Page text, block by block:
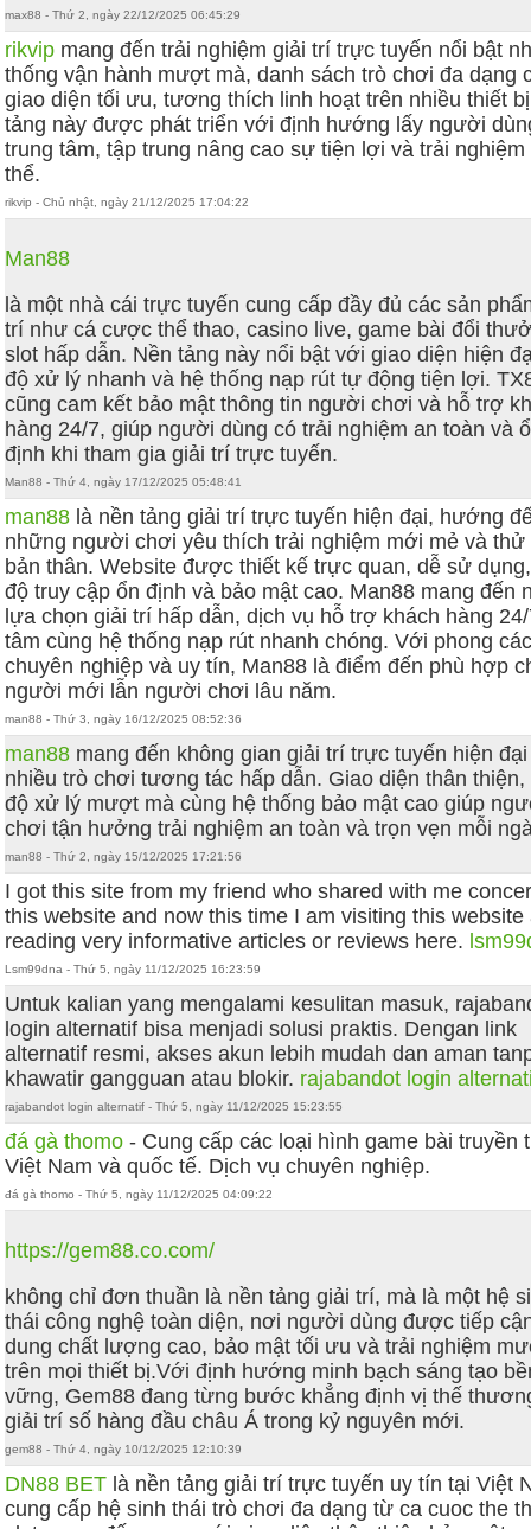
max88 - Thứ 2, ngày 22/12/2025 06:45:29
rikvip mang đến trải nghiệm giải trí trực tuyến nổi bật
thống vận hành mượt mà, danh sách trò chơi đa dạng
giao diện tối ưu, tương thích linh hoạt trên nhiều thiết
tảng này được phát triển với định hướng lấy người
trung tâm, tập trung nâng cao sự tiện lợi và trải nghiệm
thể.
rikvip - Chủ nhật, ngày 21/12/2025 17:04:22
Man88
là một nhà cái trực tuyến cung cấp đầy đủ các sản
trí như cá cược thể thao, casino live, game bài đổi
slot hấp dẫn. Nền tảng này nổi bật với giao diện hiện
độ xử lý nhanh và hệ thống nạp rút tự động tiện lợi.
cũng cam kết bảo mật thông tin người chơi và hỗ trợ
hàng 24/7, giúp người dùng có trải nghiệm an toàn và
định khi tham gia giải trí trực tuyến.
Man88 - Thứ 4, ngày 17/12/2025 05:48:41
man88 là nền tảng giải trí trực tuyến hiện đại, hướng
những người chơi yêu thích trải nghiệm mới mẻ và thử
bản thân. Website được thiết kế trực quan, dễ sử
độ truy cập ổn định và bảo mật cao. Man88 mang đến
lựa chọn giải trí hấp dẫn, dịch vụ hỗ trợ khách hàng
tâm cùng hệ thống nạp rút nhanh chóng. Với phong
chuyên nghiệp và uy tín, Man88 là điểm đến phù hợp
người mới lẫn người chơi lâu năm.
man88 - Thứ 3, ngày 16/12/2025 08:52:36
man88 mang đến không gian giải trí trực tuyến hiện
nhiều trò chơi tương tác hấp dẫn. Giao diện thân thiện,
độ xử lý mượt mà cùng hệ thống bảo mật cao giúp
chơi tận hưởng trải nghiệm an toàn và trọn vẹn mỗi
man88 - Thứ 2, ngày 15/12/2025 17:21:56
I got this site from my friend who shared with me
this website and now this time I am visiting this website
reading very informative articles or reviews here.
Lsm99dna - Thứ 5, ngày 11/12/2025 16:23:59
Untuk kalian yang mengalami kesulitan masuk,
login alternatif bisa menjadi solusi praktis. Dengan link
alternatif resmi, akses akun lebih mudah dan aman
khawatir gangguan atau blokir. rajabandot login
rajabandot login alternatif - Thứ 5, ngày 11/12/2025 15:23:55
đá gà thomo - Cung cấp các loại hình game bài truyền
Việt Nam và quốc tế. Dịch vụ chuyên nghiệp.
đá gà thomo - Thứ 5, ngày 11/12/2025 04:09:22
https://gem88.co.com/
không chỉ đơn thuần là nền tảng giải trí, mà là một hệ
thái công nghệ toàn diện, nơi người dùng được tiếp
dung chất lượng cao, bảo mật tối ưu và trải nghiệm
trên mọi thiết bị.Với định hướng minh bạch sáng tạo
vững, Gem88 đang từng bước khẳng định vị thế
giải trí số hàng đầu châu Á trong kỷ nguyên mới.
gem88 - Thứ 4, ngày 10/12/2025 12:10:39
DN88 BET là nền tảng giải trí trực tuyến uy tín tại Việt
cung cấp hệ sinh thái trò chơi đa dạng từ ca cuoc the